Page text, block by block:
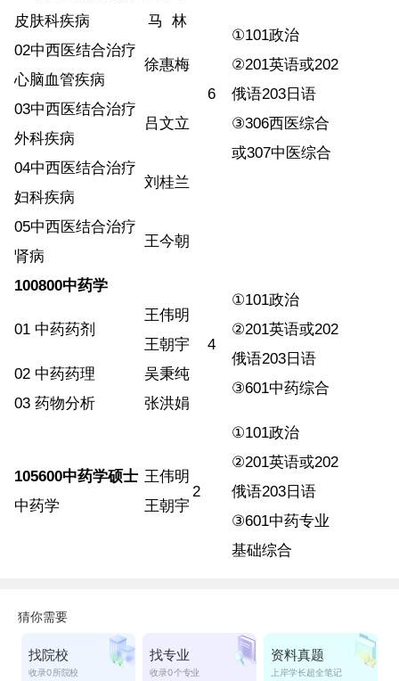
6
①101政治
②201英语或202
俄语203日语
③306西医综合
或307中医综合
皮肤科疾病
马
林
02中西医结合治疗
心脑血管疾病
徐惠梅
03中西医结合治疗
外科疾病
吕文立
04中西医结合治疗
妇科疾病
刘桂兰
05中西医结合治疗
肾病
王今朝
100800中药学
4
①101政治
②201英语或202
俄语203日语
③601中药综合
01 中药药剂
王伟明
王朝宇
02 中药药理
吴秉纯
03 药物分析 张洪娟
105600中药学硕士
中药学
王伟明
王朝宇
2
①101政治
②201英语或202
俄语203日语
③601中药专业
基础综合